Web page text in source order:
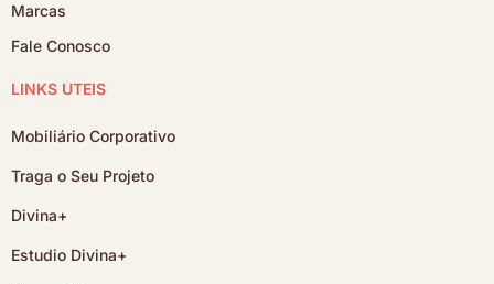
Marcas
Fale Conosco
LINKS ÚTEIS
Mobiliário Corporativo
Traga o Seu Projeto
Divina+
Estudio Divina+